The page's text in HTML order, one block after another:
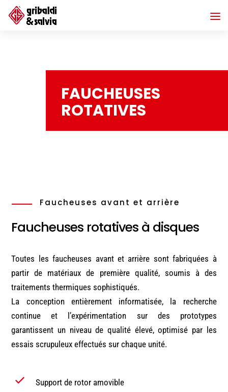
FAUCHEUSES
ROTATIVES
Faucheuses avant et arrière
Faucheuses rotatives à disques
Toutes les faucheuses avant et arrière sont fabriquées à
partir de matériaux de première qualité, soumis à des
traitements thermiques sophistiqués.
La conception entièrement informatisée, la recherche
continue et l’expérimentation sur des prototypes
garantissent un niveau de qualité élevé, optimisé par les
essais scrupuleux effectués sur chaque unité.
Support de rotor amovible